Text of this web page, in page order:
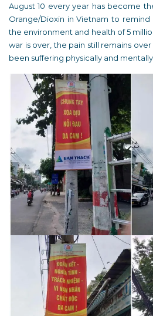
August 10 every year has become
Orange/Dioxin in Vietnam to
the environment and health of 5
war is over, the pain still remains
been suffering physically and mentally.